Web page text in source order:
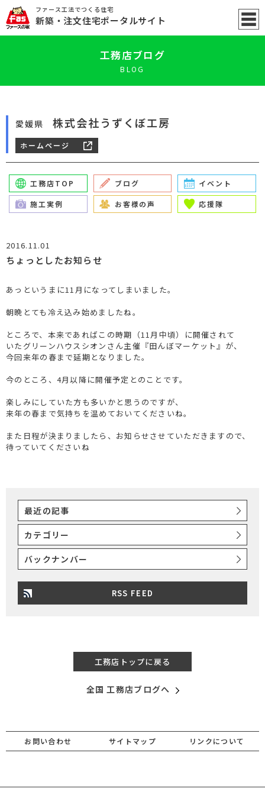
ファース工法でつくる住宅
新築 ・注文住宅ポータルサイト
工務店ブログ
BLOG
愛媛県 株式会社うずくぼ工房
ホームページ
工務店TOP ブログ イベント
施工実例 お客様の声 応援隊
2016.11.01
ちょっとしたお知らせ
あっというまに11月になってしまいました。
朝晩とても冷え込み始めましたね。
ところで、本来であればこの時期（11月中頃）に開催されて
いたグリーンハウスシオンさん主催『田んぼマーケット』が、
今回来年の春まで延期となりました。
今のところ、4月以降に開催予定とのことです。
楽しみにしていた方も多いかと思うのですが、
来年の春まで気持ちを温めておいてくださいね。
また日程が決まりましたら、お知らせさせていただきますので、
待っていてくださいね
最近の記事
カテゴリー
バックナンバー
RSS FEED
工務店トップに戻る
全国 工務店ブログへ
お問い合わせ サイトマップ リンクについて